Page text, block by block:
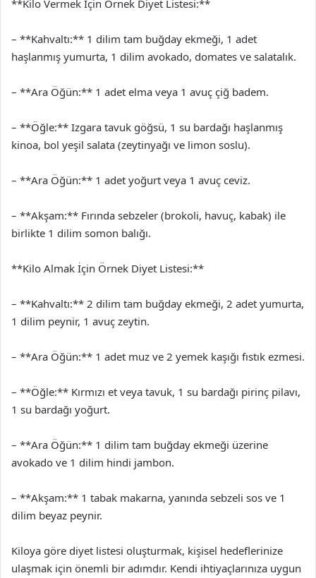
**Kilo Vermek İçin Örnek Diyet Listesi:**
– **Kahvaltı:** 1 dilim tam buğday ekmeği, 1 adet
haşlanmış yumurta, 1 dilim avokado, domates ve salatalık.
– **Ara Öğün:** 1 adet elma veya 1 avuç çiğ badem.
– **Öğle:** Izgara tavuk göğsü, 1 su bardağı haşlanmış
kinoa, bol yeşil salata (zeytinyağı ve limon soslu).
– **Ara Öğün:** 1 adet yoğurt veya 1 avuç ceviz.
– **Akşam:** Fırında sebzeler (brokoli, havuç, kabak) ile
birlikte 1 dilim somon balığı.
**Kilo Almak İçin Örnek Diyet Listesi:**
– **Kahvaltı:** 2 dilim tam buğday ekmeği, 2 adet yumurta,
1 dilim peynir, 1 avuç zeytin.
– **Ara Öğün:** 1 adet muz ve 2 yemek kaşığı fıstık ezmesi.
– **Öğle:** Kırmızı et veya tavuk, 1 su bardağı pirinç pilavı,
1 su bardağı yoğurt.
– **Ara Öğün:** 1 dilim tam buğday ekmeği üzerine
avokado ve 1 dilim hindi jambon.
– **Akşam:** 1 tabak makarna, yanında sebzeli sos ve 1
dilim beyaz peynir.
Kiloya göre diyet listesi oluşturmak, kişisel hedeflerinize
ulaşmak için önemli bir adımdır. Kendi ihtiyaçlarınıza uygun